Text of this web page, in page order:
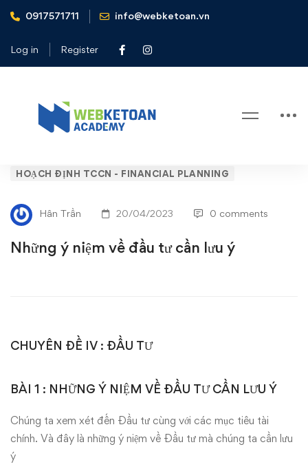
0917571711 info@webketoan.vn
Log in Register
Home
Hoạch định TCCN - Financial Planning
Những
ý
niệm
lưu
ý
HOẠCH ĐỊNH TCCN - FINANCIAL PLANNING
Hân Trần 20/04/2023 0 comments
Những ý niệm về đầu tư cần lưu ý
CHUYÊN ĐỀ IV : ĐẦU TƯ
BÀI 1 : NHỮNG Ý NIỆM VỀ ĐẦU TƯ CẦN LƯU Ý
Chúng ta xem xét đến Đầu tư cùng với các mục tiêu tài
chính. Và đây là những ý niệm về Đầu tư mà chúng ta cần lưu
ý